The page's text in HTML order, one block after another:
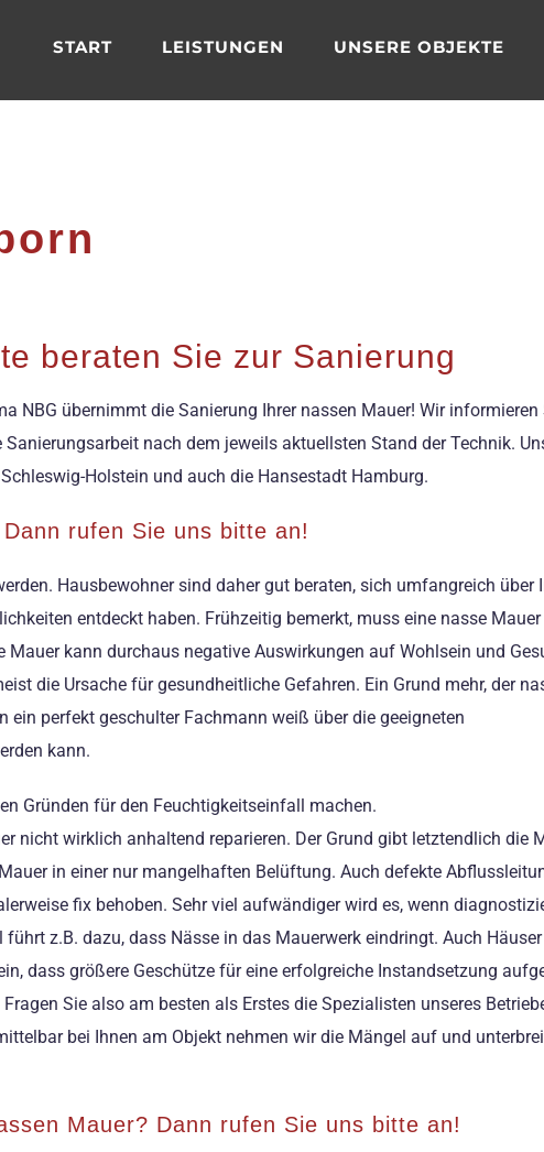
START LEISTUNGEN UNSERE OBJEKTE
beraten Sie zur Sanierung
NBG übernimmt die Sanierung Ihrer nassen Mauer! Wir
nach dem jeweils aktuellsten Stand der Technik.
Holstein und auch die Hansestadt Hamburg.
rufen Sie uns bitte an!
Hausbewohner sind daher gut beraten, sich umfangreich
entdeckt haben. Frühzeitig bemerkt, muss eine nasse
kann durchaus negative Auswirkungen auf Wohlsein und
die Ursache für gesundheitliche Gefahren. Ein Grund mehr, der
perfekt geschulter Fachmann weiß über die geeigneten
kann.
Gründen für den Feuchtigkeitseinfall machen.
nicht wirklich anhaltend reparieren. Der Grund gibt letztendlich die
in einer nur mangelhaften Belüftung. Auch defekte
fix behoben. Sehr viel aufwändiger wird es, wenn
z.B. dazu, dass Nässe in das Mauerwerk eindringt. Auch
dass größere Geschütze für eine erfolgreiche Instandsetzung
Sie also am besten als Erstes die Spezialisten unseres
bei Ihnen am Objekt nehmen wir die Mängel auf und
Mauer? Dann rufen Sie uns bitte an!